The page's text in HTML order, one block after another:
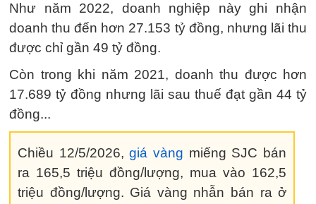
Như năm 2022, doanh nghiệp này ghi nhận
doanh thu đến hơn 27.153 tỷ đồng, nhưng lãi thu
được chỉ gần 49 tỷ đồng.
Còn trong khi năm 2021, doanh thu được hơn
17.689 tỷ đồng nhưng lãi sau thuế đạt gần 44 tỷ
đồng...
Chiều 12/5/2026,giá vàng miếng SJC bán
ra 165,5 triệu đồng/lượng, mua vào 162,5
triệu đồng/lượng. Giá vàng nhẫn bán ra ở